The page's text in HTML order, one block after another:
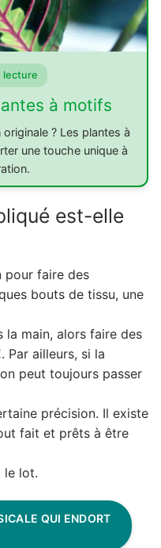
lecture
à motifs
? Les plantes à
une touche unique à
est-elle
pour faire des
bouts de tissu, une
la main, alors faire des
Par ailleurs, si la
peut toujours passer
précision. Il existe
fait et prêts à être
le lot.
QUI ENDORT